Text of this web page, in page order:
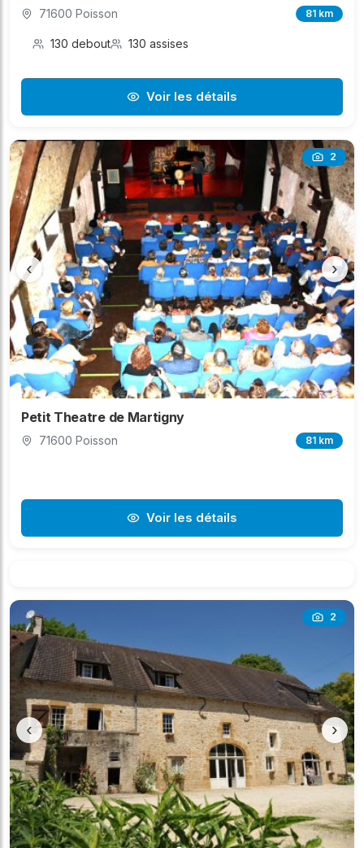
71600 Poisson 81 km
130 debout 130 assises
Voir les détails
2
‹ ›
Petit Theatre de Martigny
71600 Poisson 81 km
Voir les détails
2
‹ ›